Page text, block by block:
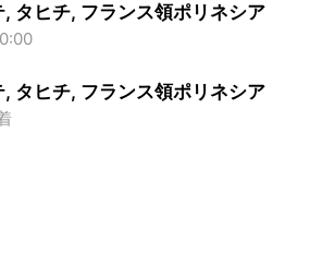
, タヒチ, フランス領ポリネシア
, タヒチ, フランス領ポリネシア